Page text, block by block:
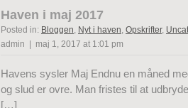
Haven i maj 2017
Posted in: Bloggen, Nyt i haven, Opskrifter,
admin | maj 1, 2017 at 1:01 pm
Havens sysler Maj Endnu en måned
og slud er ovre. Man fristes til at
[…]